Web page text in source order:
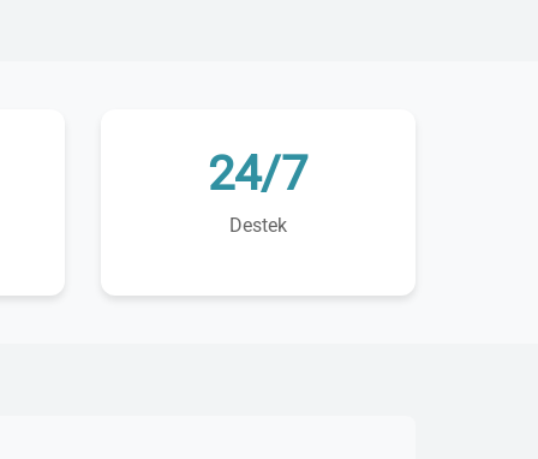
24/7
Destek